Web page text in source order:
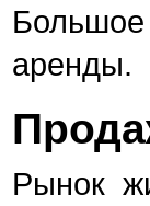
Большое
аренды.
Рынок